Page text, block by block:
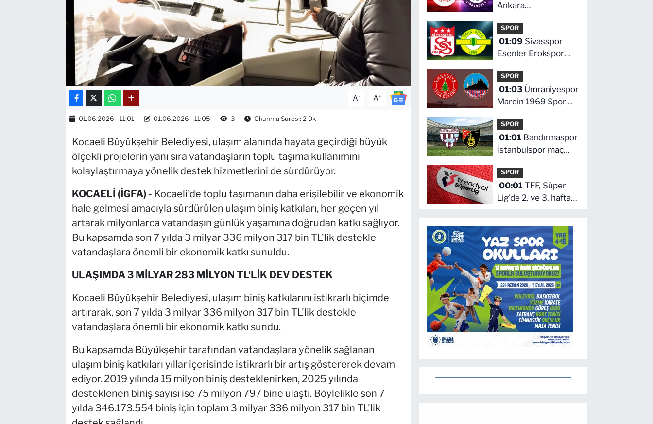
A- A+
01.06.2026 - 11:01 01.06.2026 - 11:05 3 Okunma Süresi: 2 Dk
Kocaeli Büyükşehir Belediyesi, ulaşım alanında hayata geçirdiği büyük
ölçekli projelerin yanı sıra vatandaşların toplu taşıma kullanımını
kolaylaştırmaya yönelik destek hizmetlerini de sürdürüyor.
KOCAELİ (İGFA) - Kocaeli'de toplu taşımanın daha erişilebilir ve ekonomik
hale gelmesi amacıyla sürdürülen ulaşım biniş katkıları, her geçen yıl
artarak milyonlarca vatandaşın günlük yaşamına doğrudan katkı sağlıyor.
Bu kapsamda son 7 yılda 3 milyar 336 milyon 317 bin TL'lik destekle
vatandaşlara önemli bir ekonomik katkı sunuldu.
ULAŞIMDA 3 MİLYAR 283 MİLYON TL'LİK DEV DESTEK
Kocaeli Büyükşehir Belediyesi, ulaşım biniş katkılarını istikrarlı biçimde
artırarak, son 7 yılda 3 milyar 336 milyon 317 bin TL'lik destekle
vatandaşlara önemli bir ekonomik katkı sundu.
Bu kapsamda Büyükşehir tarafından vatandaşlara yönelik sağlanan
ulaşım biniş katkıları yıllar içerisinde istikrarlı bir artış göstererek devam
ediyor. 2019 yılında 15 milyon biniş desteklenirken, 2025 yılında
desteklenen biniş sayısı ise 75 milyon 797 bine ulaştı. Böylelikle son 7
yılda 346.173.554 biniş için toplam 3 milyar 336 milyon 317 bin TL'lik
Ankara
Keçiörengücü maçı
hangi kanalda saat
kaçta
SPOR
01:09
Esenler Erokspor
maçı hangi kanalda
saat kaçta
SPOR
01:03
Mardin 1969 Spor
maçı hangi kanalda
saat kaçta!
SPOR
01:01
İstanbulspor maç
hangi kanalda saat
kaçta
SPOR
00:01 TFF, Süper
Lig'de 2. ve 3. hafta
programlarını
başlama saati